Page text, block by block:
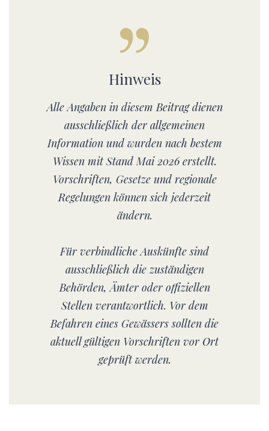
Hinweis
Alle Angaben in diesem Beitrag dienen
ausschließlich der allgemeinen
Information und wurden nach bestem
Wissen mit Stand Mai 2026 erstellt.
Vorschriften, Gesetze und regionale
Regelungen können sich jederzeit
ändern.
Für verbindliche Auskünfte sind
ausschließlich die zuständigen
Behörden, Ämter oder offiziellen
Stellen verantwortlich. Vor dem
Befahren eines Gewässers sollten die
aktuell gültigen Vorschriften vor Ort
geprüft werden.